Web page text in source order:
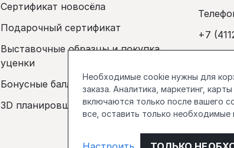
Сертификат новосёла
Подарочный сертификат
Выставочные образцы и покупка
уценки
Бонусные баллы
3D планировщик
+7
О
Необходимые cookie нужны для
заказа. Аналитика, маркетинг,
включаются только после вашего
все, оставить только необходимые